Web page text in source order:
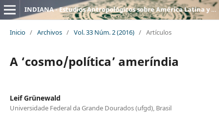
INDIANA - Estudios Antropológicos sobre América Latina y el Caribe
Inicio / Archivos / Vol. 33 Núm. 2 (2016) / Artículos
A ‘cosmo/política’ ameríndia
Leif Grünewald
Universidade Federal da Grande Dourados (ufgd), Brasil